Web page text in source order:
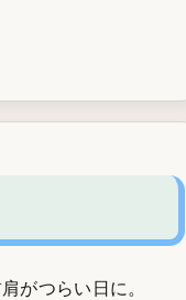
がつらい日に。